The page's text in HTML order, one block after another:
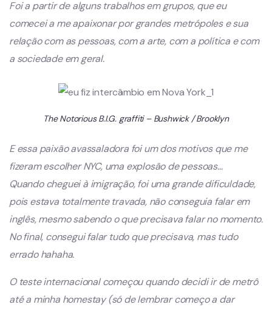
Foi a partir de alguns trabalhos em grupos, que eu
comecei a me apaixonar por grandes metrópoles e sua
relação com as pessoas, com a arte, com a política e com
a sociedade em geral.
The Notorious B.I.G. graffiti – Bushwick / Brooklyn
E essa paixão avassaladora foi um dos motivos que me
fizeram escolher NYC, uma explosão de pessoas…
Quando cheguei à imigração, foi uma grande dificuldade,
pois estava totalmente travada, não conseguia falar em
inglês, mesmo sabendo o que precisava falar no momento.
No final, consegui falar tudo que precisava, mas tudo
errado hahaha.
O teste internacional começou quando decidi ir de metrô
até a minha homestay (só de lembrar começo a dar